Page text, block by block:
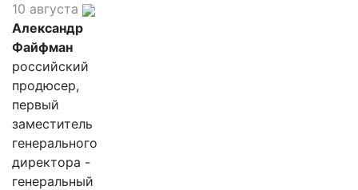
10 августа
Александр
Файфман
российский
продюсер,
первый
заместитель
генерального
директора -
генеральный